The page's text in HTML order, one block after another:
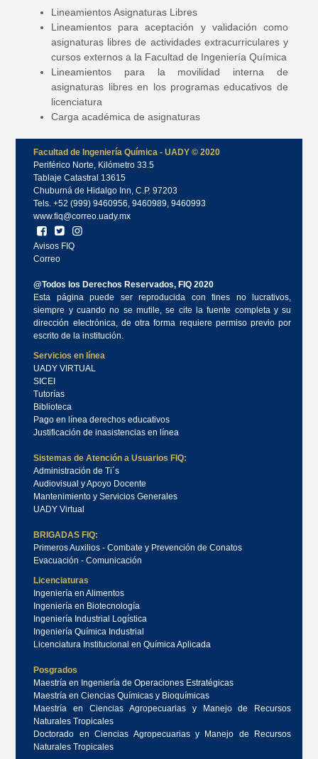
Lineamientos Asignaturas Libres
Lineamientos para aceptación y validación como
asignaturas libres de actividades extracurriculares y
cursos externos a la Facultad de Ingeniería Química
Lineamientos para la movilidad interna de
asignaturas libres en los programas educativos de
licenciatura
Carga académica de asignaturas
Facultad de Ingeniería Química - UADY © 2020
Periférico Norte, Kilómetro 33.5
Tablaje Catastral 13615
Chuburná de Hidalgo Inn, C.P. 97203
Tels. +52 (999) 9460956, 9460989, 9460993
www.fiq@correo.uady.mx
Avisos FIQ
Correo
@Todos los Derechos Reservados, FIQ 2020
Esta página puede ser reproducida con fines no lucrativos,
siempre y cuando no se mutile, se cite la fuente completa y su
dirección electrónica, de otra forma requiere permiso previo por
escrito de la institución.
Servicios en línea
UADY VIRTUAL
SICEI
Tutorías
Biblioteca
Pago en línea derechos educativos
Justificación de inasistencias en línea
Sistemas de Atención a Usuarios FIQ:
Administración de Ti´s
Audiovisual y Apoyo Docente
Mantenimiento y Servicios Generales
UADY Virtual
BRIGADAS FIQ:
Primeros Auxilios - Combate y Prevención de Conatos
Evacuación - Comunicación
Licenciaturas
Ingeniería en Alimentos
Ingeniería en Biotecnología
Ingeniería Industrial Logística
Ingeniería Química Industrial
Licenciatura Institucional en Química Aplicada
Posgrados
Maestría en Ingeniería de Operaciones Estratégicas
Maestría en Ciencias Químicas y Bioquímicas
Maestría en Ciencias Agropecuarias y Manejo de Recursos
Naturales Tropicales
Doctorado en Ciencias Agropecuarias y Manejo de Recursos
Naturales Tropicales